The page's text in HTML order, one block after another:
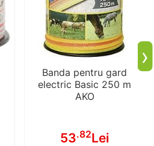
Banda pentru gard
electric Basic 250 m
AKO
53.82Lei
›